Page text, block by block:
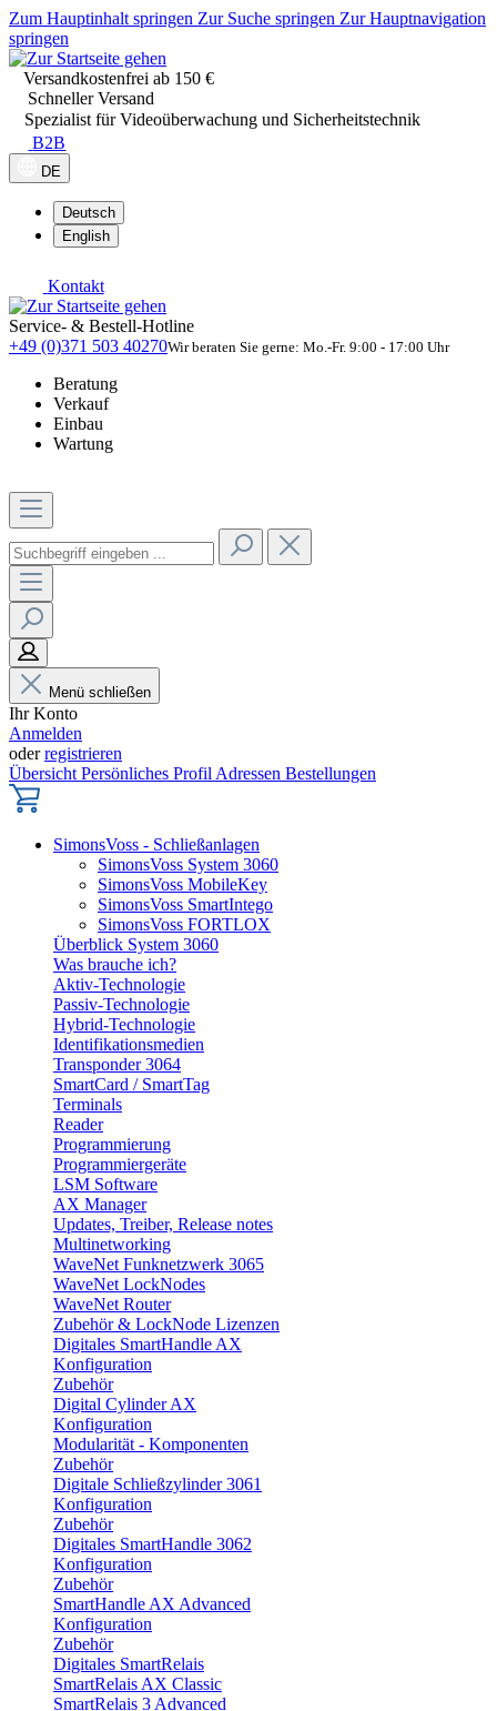
Zum Hauptinhalt springen Zur Suche springen Zur Hauptnavigation
springen
Versandkostenfrei ab 150 €
Schneller Versand
Spezialist für Videoüberwachung und Sicherheitstechnik
B2B
DE
Deutsch
English
Kontakt
Service- & Bestell-Hotline
+49 (0)371 503 40270Wir beraten Sie gerne: Mo.-Fr. 9:00 - 17:00 Uhr
Beratung
Verkauf
Einbau
Wartung
Menü schließen
Ihr Konto
Anmelden
oderregistrieren
Übersicht Persönliches Profil Adressen Bestellungen
SimonsVoss - Schließanlagen
SimonsVoss System 3060
SimonsVoss MobileKey
SimonsVoss SmartIntego
SimonsVoss FORTLOX
Überblick System 3060
Was brauche ich?
Aktiv-Technologie
Passiv-Technologie
Hybrid-Technologie
Identifikationsmedien
Transponder 3064
SmartCard / SmartTag
Terminals
Reader
Programmierung
Programmiergeräte
LSM Software
AX Manager
Updates, Treiber, Release notes
Multinetworking
WaveNet Funknetzwerk 3065
WaveNet LockNodes
WaveNet Router
Zubehör & LockNode Lizenzen
Digitales SmartHandle AX
Konfiguration
Zubehör
Digital Cylinder AX
Konfiguration
Modularität - Komponenten
Zubehör
Digitale Schließzylinder 3061
Konfiguration
Zubehör
Digitales SmartHandle 3062
Konfiguration
Zubehör
SmartHandle AX Advanced
Konfiguration
Zubehör
Digitales SmartRelais
SmartRelais AX Classic
SmartRelais 3 Advanced